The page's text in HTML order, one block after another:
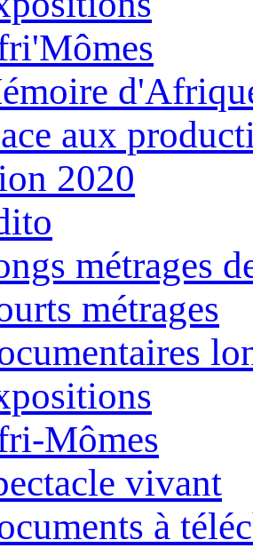
aux
2020
métrages
métrages
Mômes
vivant
à